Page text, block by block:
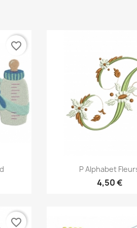
favorite_border
Aperçu
P Alphabet
4,50 €
favorite_border